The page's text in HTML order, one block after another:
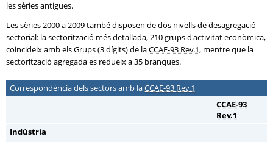
les sèries antigues.
Les sèries 2000 a 2009 també disposen de dos nivells de desagregació
sectorial: la sectorització més detallada, 210 grups d'activitat econòmica,
coincideix amb els Grups (3 dígits) de laCCAE-93 Rev.1, mentre que la
sectorització agregada es redueix a 35 branques.
Correspondència dels sectors amb laCCAE-93 Rev.1
CCAE-93
Rev.1
Indústria